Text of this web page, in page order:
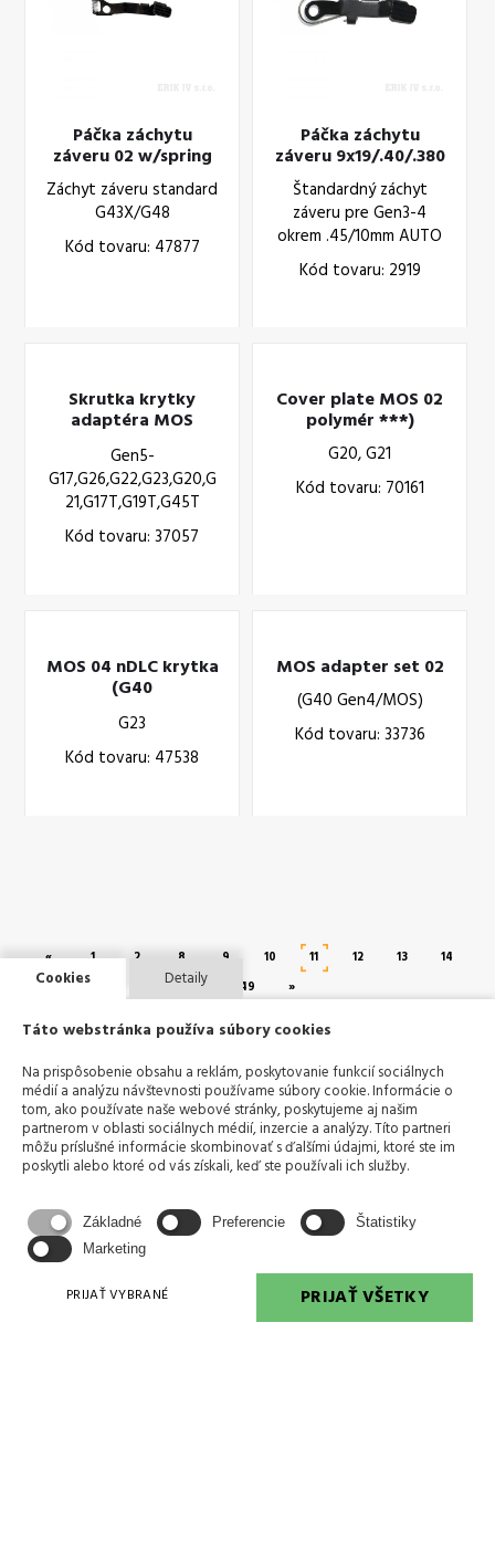
Páčka záchytu
záveru 02 w/spring
Záchyt záveru standard
G43X/G48
Kód tovaru: 47877
Páčka záchytu
záveru 9x19/.40/.380
Štandardný záchyt
záveru pre Gen3-4
okrem .45/10mm AUTO
Kód tovaru: 2919
Skrutka krytky
adaptéra MOS
(TX10,M3x6)
Gen5-
G17,G26,G22,G23,G20,G
21,G17T,G19T,G45T
Kód tovaru: 37057
Cover plate MOS 02
polymér ***)
G20, G21
Kód tovaru: 70161
MOS 04 nDLC krytka
(G40
Gen4/MOS,G23)
G23
Kód tovaru: 47538
MOS adapter set 02
(G40 Gen4/MOS)
Kód tovaru: 33736
« 1 2 8 9 10 11 12 13
14
48
49 »
Cookies Detaily
Táto webstránka používa súbory cookies
Na prispôsobenie obsahu a reklám, poskytovanie funkcií sociálnych
médií a analýzu návštevnosti používame súbory cookie. Informácie o
tom, ako používate naše webové stránky, poskytujeme aj našim
partnerom v oblasti sociálnych médií, inzercie a analýzy. Títo partneri
môžu príslušné informácie skombinovať s ďalšími údajmi, ktoré ste im
poskytli alebo ktoré od vás získali, keď ste používali ich služby.
Základné Preferencie
Štatistiky
Marketing
PRIJAŤ VYBRANÉ PRIJAŤ VŠETKY